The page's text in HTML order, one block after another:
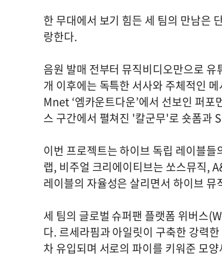
한 무대에서 보기 힘든 세 팀의 만남은
랑한다.
음원 발매 전부터 뮤직비디오만으로
개 이후에는 독특한 서사와 주체적인
Mnet ‘엠카운트다운’에서 선보인 퍼
스 구간에서 펼쳐진 '칼군무'로 숏폼과
이번 프로젝트는 하이브 독립 레이블들
랩, 비주얼 크리에이티브는 쏘스뮤직,
레이블의 자율성은 살리면서 하이브
세 팀의 글로벌 슈퍼팬 플랫폼 위버스
다. 르세라핌과 아일릿이 구축한 강력
차 유입되며 서로의 파이를 키워준 모